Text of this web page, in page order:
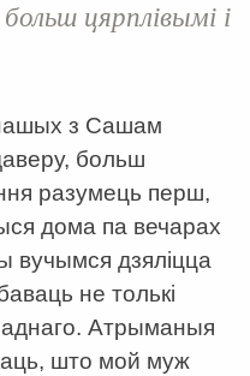
цярплівымі і
з Сашам
больш
разумець перш,
дома па вечарах
вучымся дзяліцца
не толькі
аднаго. Атрыманыя
што мой муж